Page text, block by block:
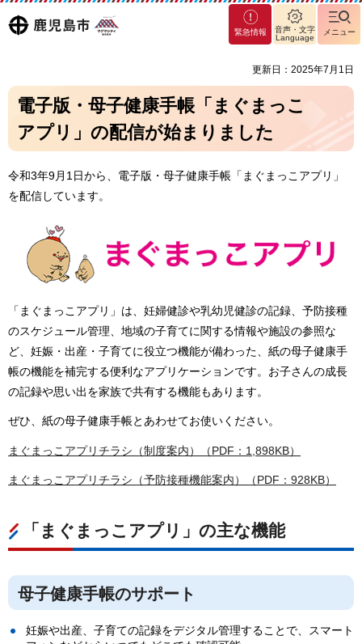
鹿児島
マグ
マシ
緊急情報
音声・文字
Language
メニュー
更新日：2025年7月1日
電子版・母子健康手帳「まぐまっこ
アプリ」の配信が始まりました
令和3年9月1日から、電子版・母子健康手帳「まぐまっこアプリ」
を配信しています。
「まぐまっこアプリ」は、妊婦健診や乳幼児健診の記録、予防接種
のスケジュール管理、地域の子育てに関する情報や施設の参照な
ど、妊娠・出産・子育てに役立つ機能が備わった、紙の母子健康手
帳の機能を補完する便利なアプリケーションです。お子さんの成長
の記録や思い出を家族で共有する機能もあります。
ぜひ、紙の母子健康手帳とあわせてお使いください。
まぐまっこアプリチラシ（制度案内）（PDF：1,898KB）
まぐまっこアプリチラシ（予防接種機能案内）（PDF：928KB）
「まぐまっこアプリ」の主な機能
母子健康手帳のサポート
妊娠や出産、子育ての記録をデジタル管理することで、スマート